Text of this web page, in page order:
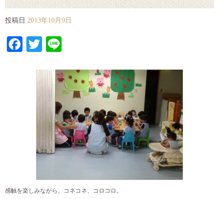
投稿日 2013年10月9日
Facebook
Twitter
感触を楽しみながら、コネコネ、コロコロ。